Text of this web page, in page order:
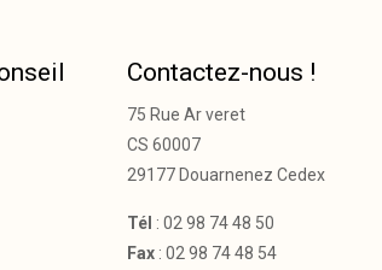
Contactez-nous !
75 Rue Ar veret
CS 60007
29177 Douarnenez Cedex
Tél : 02 98 74 48 50
Fax: 02 98 74 48 54